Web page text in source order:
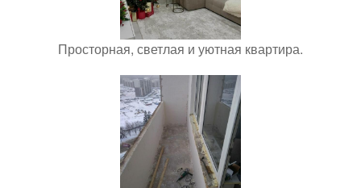
Просторная, светлая и уютная квартира.